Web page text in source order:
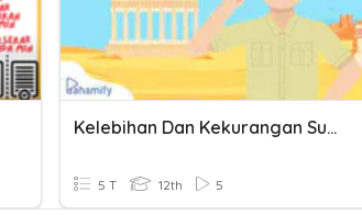
Kelebihan Dan Kekurangan Sumber Sejarah
5 T 12th 5